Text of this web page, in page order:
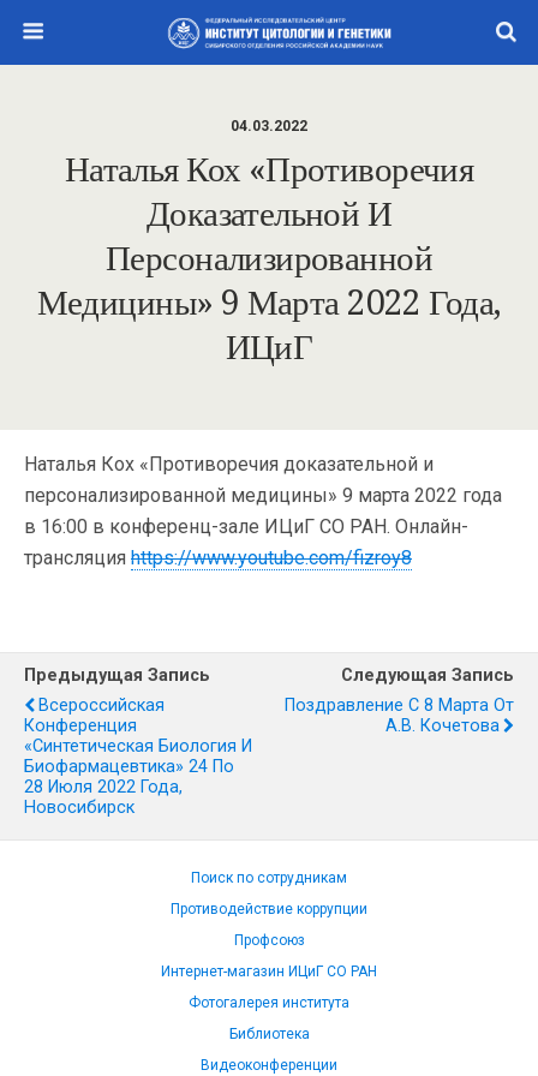
04.03.2022
Наталья Кох «Противоречия
Доказательной И
Персонализированной
Медицины» 9 Марта 2022 Года,
ИЦиГ
Наталья Кох «Противоречия доказательной и
персонализированной медицины» 9 марта 2022 года
в 16:00 в конференц-зале ИЦиГ СО РАН. Онлайн-
трансляция https://www.youtube.com/fizroy8
Предыдущая Запись
Всероссийская
Конференция
«Синтетическая Биология И
Биофармацевтика» 24 По
28 Июля 2022 Года,
Новосибирск
Следующая Запись
Поздравление С 8 Марта От
А.В. Кочетова
Поиск по сотрудникам
Противодействие коррупции
Профсоюз
Интернет-магазин ИЦиГ СО РАН
Фотогалерея института
Библиотека
Видеоконференции